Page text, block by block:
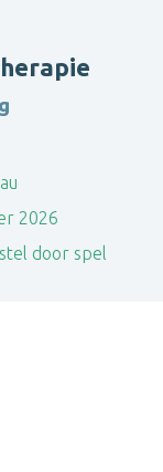
2026
door spel